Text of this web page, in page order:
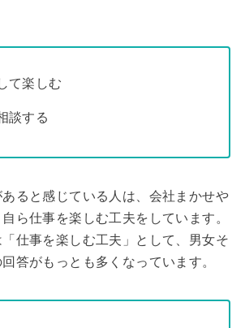
て楽しむ
談する
ると感じている人は、会社まかせや
ら仕事を楽しむ工夫をしています。
仕事を楽しむ工夫」として、男女そ
答がもっとも多くなっています。